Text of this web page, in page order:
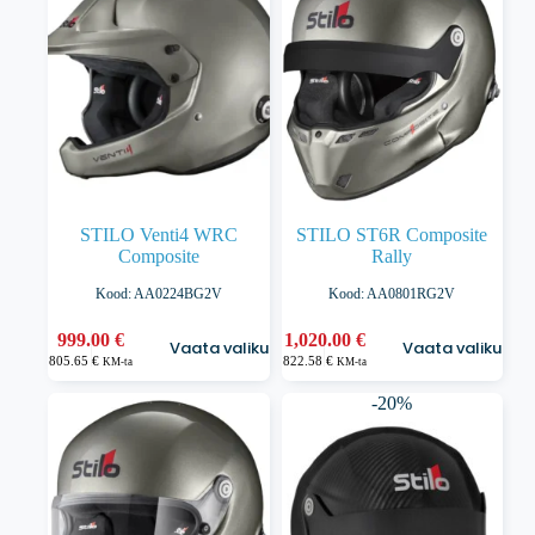
teha
tootelehel.
saab
teha
tootelehel.
STILO Venti4 WRC
Composite
Kood: AA0224BG2V
999.00€
805.65€ KM-ta
Vaata valikuid
Sellel
tootel
Valikuid
saab
teha
tootelehel.
STILO ST6R Composite
Rally
Kood: AA0801RG2V
1,020.00 €
822.58 € KM-ta
Vaata valikuid
Sellel
tootel
tootelehel.
-20%